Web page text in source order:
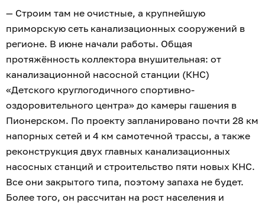
— Строим там не очистные, а крупнейшую
приморскую сеть канализационных сооружений в
регионе. В июне начали работы. Общая
протяжённость коллектора внушительная: от
канализационной насосной станции (КНС)
«Детского круглогодичного спортивно-
оздоровительного центра» до камеры гашения в
Пионерском. По проекту запланировано почти 28 км
напорных сетей и 4 км самотечной трассы, а также
реконструкция двух главных канализационных
насосных станций и строительство пяти новых КНС.
Все они закрытого типа, поэтому запаха не будет.
Более того, он рассчитан на рост населения и